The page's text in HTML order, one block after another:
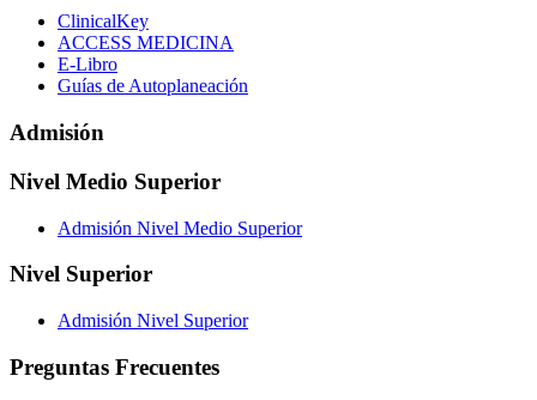
ClinicalKey
ACCESS MEDICINA
E-Libro
Guías de Autoplaneación
Admisión
Nivel Medio Superior
Admisión Nivel Medio Superior
Nivel Superior
Admisión Nivel Superior
Preguntas Frecuentes